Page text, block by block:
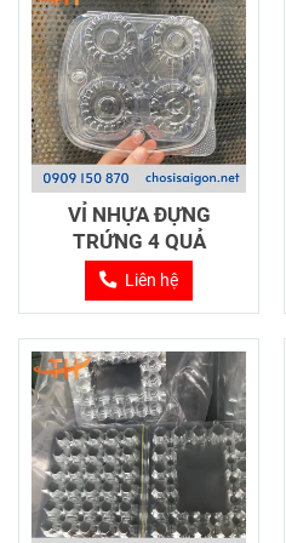
VỈ NHỰA ĐỰNG
TRỨNG 4 QUẢ
Liên hệ